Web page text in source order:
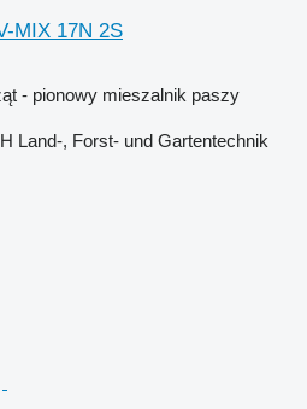
MIX 17N 2S
- pionowy mieszalnik paszy
Land-, Forst- und Gartentechnik